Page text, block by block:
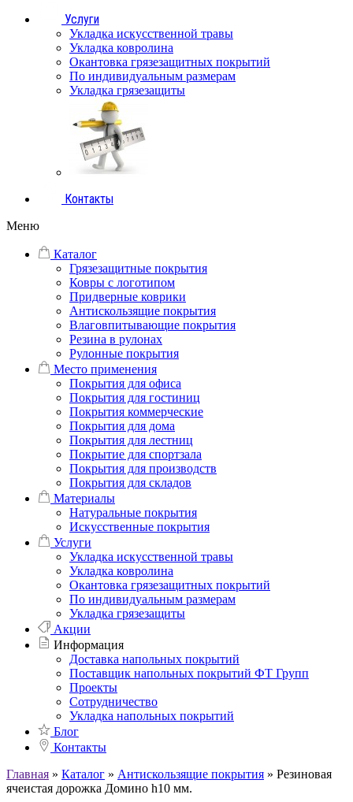
Услуги
Укладка искусственной травы
Укладка ковролина
Окантовка грязезащитных покрытий
По индивидуальным размерам
Укладка грязезащиты
Контакты
Меню
Каталог
Грязезащитные покрытия
Ковры с логотипом
Придверные коврики
Антискользящие покрытия
Влаговпитывающие покрытия
Резина в рулонах
Рулонные покрытия
Место применения
Покрытия для офиса
Покрытия для гостиниц
Покрытия коммерческие
Покрытия для дома
Покрытия для лестниц
Покрытие для спортзала
Покрытия для производств
Покрытия для складов
Материалы
Натуральные покрытия
Искусственные покрытия
Услуги
Укладка искусственной травы
Укладка ковролина
Окантовка грязезащитных покрытий
По индивидуальным размерам
Укладка грязезащиты
Акции
Информация
Доставка напольных покрытий
Поставщик напольных покрытий ФТ Групп
Проекты
Сотрудничество
Укладка напольных покрытий
Блог
Контакты
Главная » Каталог » Антискользящие покрытия » Резиновая
ячеистая дорожка Домино h10 мм.